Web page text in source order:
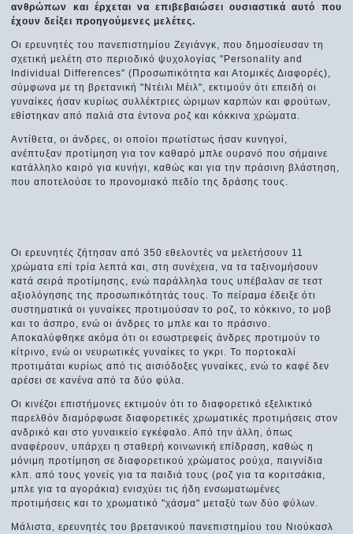
ανθρώπων και έρχεται να επιβεβαιώσει ουσιαστικά αυτό που
έχουν δείξει προηγούμενες μελέτες.
Οι ερευνητές του πανεπιστημίου Ζεγιάνγκ, που δημοσίευσαν τη
σχετική μελέτη στο περιοδικό ψυχολογίας "Personality and
Individual Differences" (Προσωπικότητα και Ατομικές Διαφορές),
σύμφωνα με τη βρετανική "Ντέιλι Μέιλ", εκτιμούν ότι επειδή οι
γυναίκες ήσαν κυρίως συλλέκτριες ώριμων καρπών και φρούτων,
εθίστηκαν από παλιά στα έντονα ροζ και κόκκινα χρώματα.
Αντίθετα, οι άνδρες, οι οποίοι πρωτίστως ήσαν κυνηγοί,
ανέπτυξαν προτίμηση για τον καθαρό μπλε ουρανό που σήμαινε
κατάλληλο καιρό για κυνήγι, καθώς και για την πράσινη βλάστηση,
που αποτελούσε το προνομιακό πεδίο της δράσης τους.
Οι ερευνητές ζήτησαν από 350 εθελοντές να μελετήσουν 11
χρώματα επί τρία λεπτά και, στη συνέχεια, να τα ταξινομήσουν
κατά σειρά προτίμησης, ενώ παράλληλα τους υπέβαλαν σε τεστ
αξιολόγησης της προσωπικότητάς τους. Το πείραμα έδειξε ότι
συστηματικά οι γυναίκες προτιμούσαν το ροζ, το κόκκινο, το μοβ
και το άσπρο, ενώ οι άνδρες το μπλε και το πράσινο.
Αποκαλύφθηκε ακόμα ότι οι εσωστρεφείς άνδρες προτιμούν το
κίτρινο, ενώ οι νευρωτικές γυναίκες το γκρι. Το πορτοκαλί
προτιμάται κυρίως από τις αισιόδοξες γυναίκες, ενώ το καφέ δεν
αρέσει σε κανένα από τα δύο φύλα.
Οι κινέζοι επιστήμονες εκτιμούν ότι το διαφορετικό εξελικτικό
παρελθόν διαμόρφωσε διαφορετικές χρωματικές προτιμήσεις στον
ανδρικό και στο γυναικείο εγκέφαλο. Από την άλλη, όπως
αναφέρουν, υπάρχει η σταθερή κοινωνική επίδραση, καθώς η
μόνιμη προτίμηση σε διαφορετικού χρώματος ρούχα, παιγνίδια
κλπ. από τους γονείς για τα παιδιά τους (ροζ για τα κοριτσάκια,
μπλε για τα αγοράκια) ενισχύει τις ήδη ενσωματωμένες
προτιμήσεις και το χρωματικό "χάσμα" μεταξύ των δύο φύλων.
Μάλιστα, ερευνητές του βρετανικού πανεπιστημίου του Νιούκασλ